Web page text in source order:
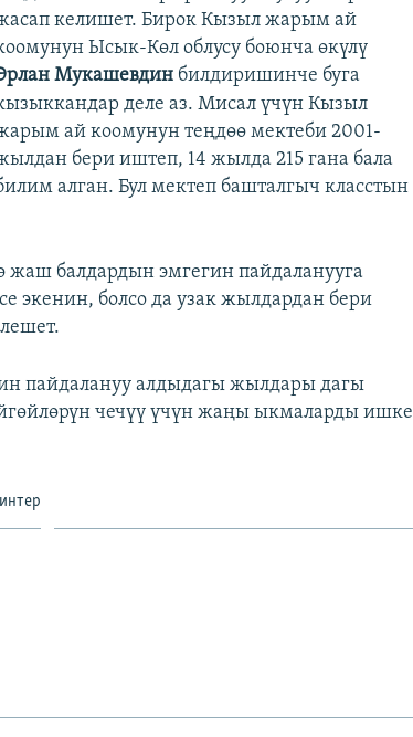
келишет. Бирок Кызыл жарым ай
Ысык-Көл облусу боюнча өкүлү
Мукашевдин билдиришинче буга
деле аз. Мисал үчүн Кызыл
ай коомунун теңдөө мектеби 2001-
бери иштеп, 14 жылда 215 гана бала
алган. Бул мектеп башталгыч класстын
балдардын эмгегин пайдаланууга
экенин, болсо да узак жылдардан бери
пайдалануу алдыдагы жылдары дагы
чечүү үчүн жаңы ыкмаларды ишке